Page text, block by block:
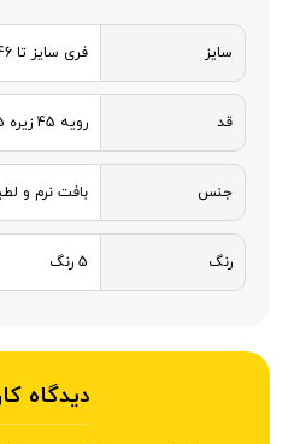
سایز فری سایز تا 46
قد رویه 45 زیره 135
جنس بافت نرم و
رنگ 5 رنگ
دیدگاه